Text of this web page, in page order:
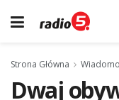
Strona Główna
Dwaj